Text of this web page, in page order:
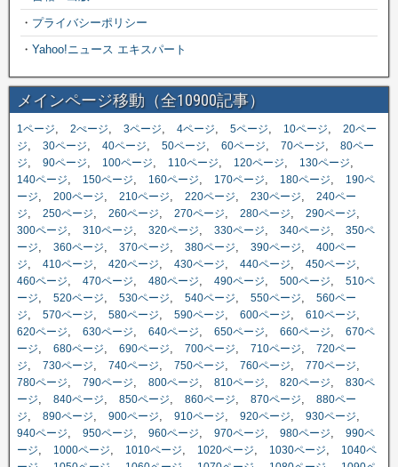
・ プライバシーポリシー
・ Yahoo!ニュース エキスパート
メインページ移動（全10900記事）
1ページ, 2ぺージ, 3ページ, 4ページ, 5ページ, 10ページ, 20ペー
ジ, 30ページ, 40ページ, 50ページ, 60ページ, 70ページ, 80ペー
ジ, 90ページ, 100ページ, 110ページ, 120ページ, 130ページ,
140ページ, 150ページ, 160ページ, 170ページ, 180ページ,
190ペ
ージ, 200ページ, 210ページ, 220ページ, 230ページ, 240ペー
ジ, 250ページ, 260ページ, 270ページ, 280ページ, 290ページ,
300ページ, 310ページ, 320ページ, 330ページ, 340ページ, 350ペ
ージ, 360ページ, 370ページ, 380ページ, 390ページ, 400ペー
ジ, 410ページ, 420ページ, 430ページ, 440ページ, 450ページ,
460ページ, 470ページ, 480ページ, 490ページ, 500ページ, 510ペ
ージ, 520ページ, 530ページ, 540ページ, 550ページ, 560ペー
ジ, 570ページ, 580ページ, 590ページ, 600ページ, 610ページ,
620ページ, 630ページ, 640ページ, 650ページ, 660ページ, 670ペ
ージ, 680ページ, 690ページ, 700ページ, 710ページ, 720ペー
ジ, 730ページ, 740ページ, 750ページ, 760ページ, 770ページ,
780ページ, 790ページ, 800ページ, 810ページ, 820ページ, 830ペ
ージ, 840ページ, 850ページ, 860ページ, 870ページ, 880ペー
ジ, 890ページ, 900ページ, 910ページ, 920ページ, 930ページ,
940ページ, 950ページ, 960ページ, 970ページ, 980ページ, 990ペ
ージ, 1000ページ, 1010ページ, 1020ページ, 1030ページ,
1040ペ